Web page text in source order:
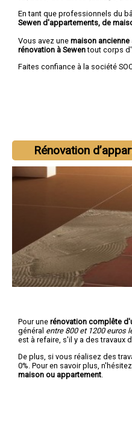
En tant que professionnels du
Sewen d'appartements, de
Vous avez une maison ancienne
rénovation à Sewentout corps
Faites confiance à la société
Rénovation
Pour une rénovation complête
général entre 800 et 1200 euros
est à refaire, s'il y a des travaux
De plus, si vous réalisez des
0%. Pour en savoir plus,
maison ou appartement